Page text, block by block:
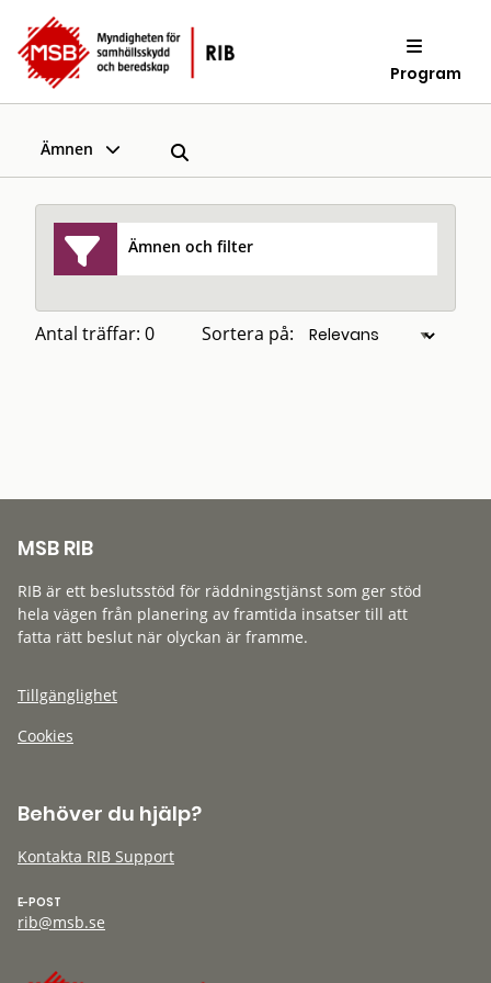
Program
Ämnen
Ämnen och filter
Antal träffar: 0 Sortera på:
MSB RIB
RIB är ett beslutsstöd för räddningstjänst som ger stöd
hela vägen från planering av framtida insatser till att
fatta rätt beslut när olyckan är framme.
Tillgänglighet
Cookies
Behöver du hjälp?
Kontakta RIB Support
E-POST
rib@msb.se